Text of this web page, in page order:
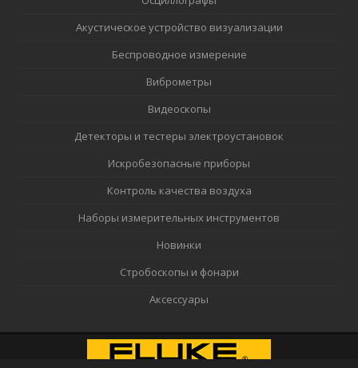
Акустическое устройство визуализации
Беспроводное измерение
Виброметры
Видеоскопы
Детекторы и тестеры электроустановок
Искробезопасные приборы
Контроль качества воздуха
Наборы измерительных инструментов
Новинки
Стробоскопы и фонари
Аксессуары